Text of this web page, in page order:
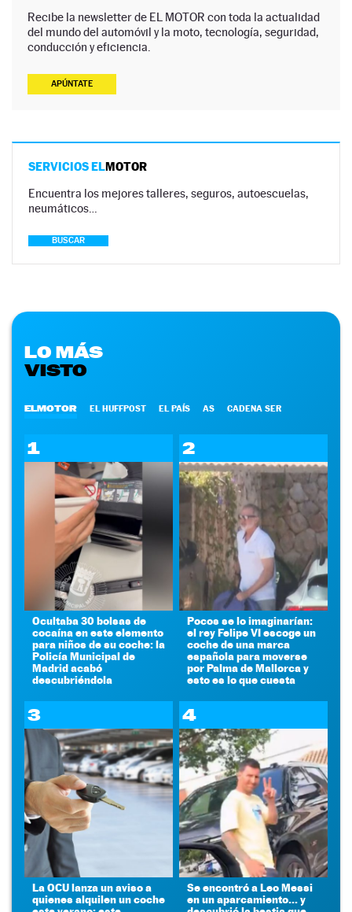
Recibe la newsletter de EL MOTOR con toda la actualidad
del mundo del automóvil y la moto, tecnología, seguridad,
conducción y eficiencia.
APÚNTATE
SERVICIOS ELMOTOR
Encuentra los mejores talleres, seguros, autoescuelas,
neumáticos…
BUSCAR
LO MÁS
VISTO
ELMOTOR EL HUFFPOST EL PAÍS AS CADENA SER
1
Ocultaba 30 bolsas de
cocaína en este elemento
para niños de su coche: la
Policía Municipal de
Madrid acabó
descubriéndola
2
Pocos se lo imaginarían:
el rey Felipe VI escoge un
coche de una marca
española para moverse
por Palma de Mallorca y
esto es lo que cuesta
3
La OCU lanza un aviso a
quienes alquilen un coche
4
Se encontró a Leo Messi
en un aparcamiento... y